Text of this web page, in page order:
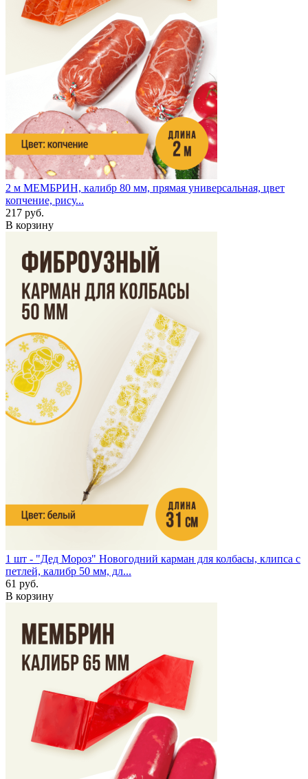
2 м МЕМБРИН, калибр 80 мм, прямая универсальная, цвет
копчение, рису...
217 руб.
В корзину
1 шт - "Дед Мороз" Новогодний карман для колбасы, клипса с
петлей, калибр 50 мм, дл...
61 руб.
В корзину